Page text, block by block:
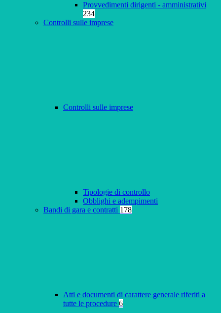
Provvedimenti dirigenti - amministrativi
234
Controlli sulle imprese
Controlli sulle imprese
Tipologie di controllo
Obblighi e adempimenti
Bandi di gara e contratti 178
Atti e documenti di carattere generale riferiti a
tutte le procedure 6